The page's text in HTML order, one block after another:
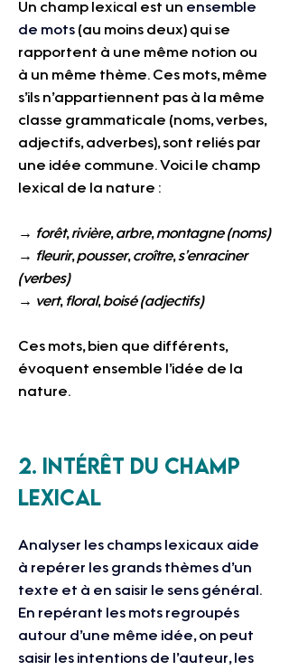
Un champ lexical est un ensemble
de mots (au moins deux) qui se
rapportent à une même notion ou
à un même thème. Ces mots, même
s’ils n’appartiennent pas à la même
classe grammaticale (noms, verbes,
adjectifs, adverbes), sont reliés par
une idée commune. Voici le champ
lexical de la nature :
→ forêt, rivière, arbre, montagne (noms)
→ fleurir, pousser, croître, s’enraciner
(verbes)
→ vert, floral, boisé (adjectifs)
Ces mots, bien que différents,
évoquent ensemble l’idée de la
nature.
2. Intérêt du champ
lexical
Analyser les champs lexicaux aide
à repérer les grands thèmes d’un
texte et à en saisir le sens général.
En repérant les mots regroupés
autour d’une même idée, on peut
saisir les intentions de l’auteur, les